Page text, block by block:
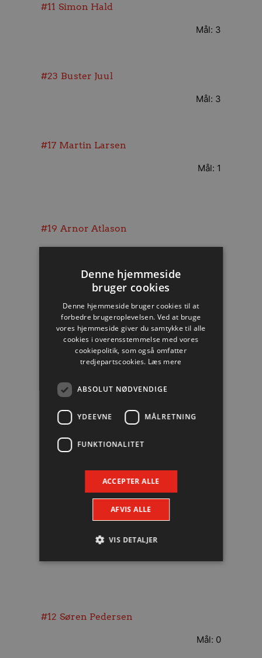
#11 Simon Hald
Mål: 3
#23 Buster Juul
Mål: 3
#17 Martin Larsen
Mål: 1
#19 Arnor Atlason
Janus Smarason
Mål: 1
Sebastian Barthold
René Antonsen
#12 Søren Pedersen
Mål: 0
Denne hjemmeside
bruger cookies
Denne hjemmeside bruger cookies til at
forbedre brugeroplevelsen. Ved at bruge
vores hjemmeside giver du samtykke til alle
cookies i overensstemmelse med vores
cookiepolitik, som også omfatter
tredjepartscookies. Læs mere
ABSOLUT NØDVENDIGE
YDEEVNE MÅLRETNING
FUNKTIONALITET
ACCEPTER ALLE
AFVIS ALLE
VIS DETALJER
Absolut nødvendige cookies muliggør